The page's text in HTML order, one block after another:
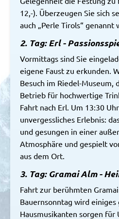
12,-). Überzeugen Sie sich
auch „Perle Tirols“ genannt
2. Tag: Erl -
Vormittags sind Sie
eigene Faust zu erkunden.
Besuch im Riedel-Museum,
Betrieb für hochwertige
Fahrt nach Erl. Um 13:30
unvergessliches Erlebnis:
und gesungen in einer
Atmosphäre und gespielt
aus dem Ort.
3. Tag: Gramai Alm -
Fahrt zur berühmten
Bauernsonntag wird einiges
Hausmusikanten sorgen